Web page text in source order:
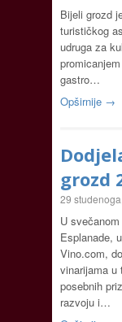
Bijeli grozd
turističkog
udruga za
gastro…
Opširnije →
grozd
29
U
Esplanade,
Vino.com,
vinarijama
posebnih
razvoju i…